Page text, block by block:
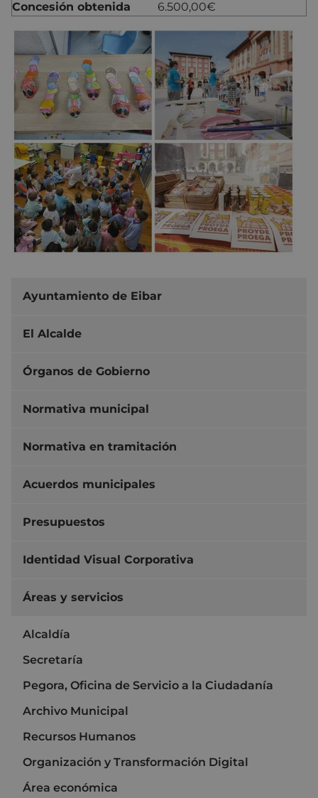
Concesión obtenida 6.500,00€
Ayuntamiento de Eibar
El Alcalde
Órganos de Gobierno
Normativa municipal
Normativa en tramitación
Acuerdos municipales
Presupuestos
Identidad Visual Corporativa
Áreas y servicios
Alcaldía
Secretaría
Pegora, Oficina de Servicio a la Ciudadanía
Archivo Municipal
Recursos Humanos
Organización y Transformación Digital
Área económica